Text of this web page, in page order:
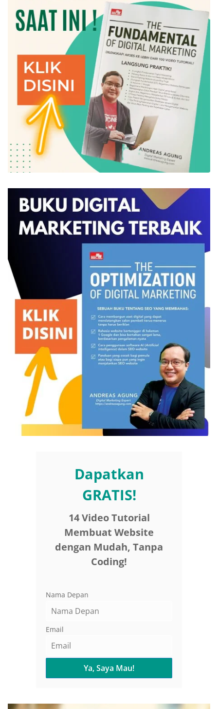
Dapatkan
GRATIS!
14 Video Tutorial
Membuat Website
dengan Mudah, Tanpa
Coding!
Nama Depan
Email